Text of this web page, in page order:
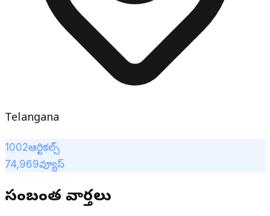
Telangana
1002ఆర్టికల్స్
74,969వ్యూస్
సంబంధిత వార్తలు